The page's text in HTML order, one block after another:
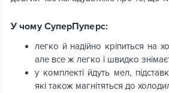
У чому СуперПуперс:
легко й надійно кріпиться на
але все ж легко і швидко
у комплекті йдуть мел,
які також магнітяться до